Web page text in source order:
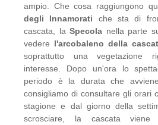
ampio. Che cosa raggiungono
degli Innamorati che sta di
cascata, la Specola nella parte
vedere l'arcobaleno della
soprattutto una vegetazione
interesse. Dopo un'ora lo
periodo è la durata che
consigliamo di consultare gli orari
stagione e dal giorno della
scrosciare, la cascata viene